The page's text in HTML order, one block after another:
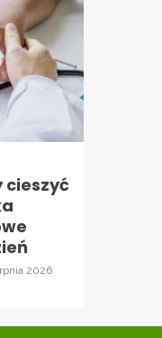
cieszyć
2026